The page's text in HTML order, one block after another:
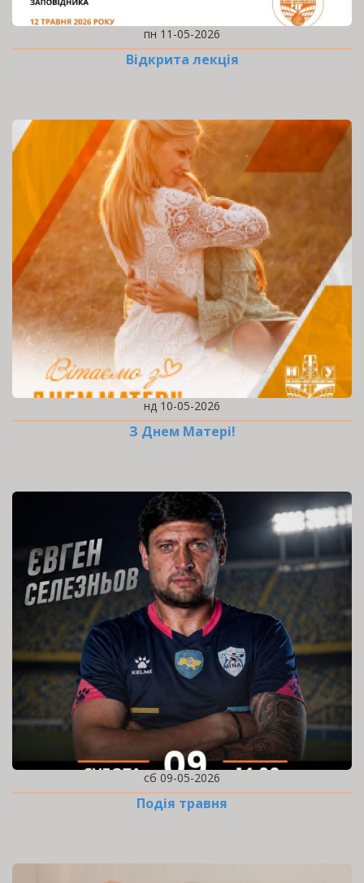
пн 11-05-2026
Відкрита лекція
нд 10-05-2026
З Днем Матері!
сб 09-05-2026
Подія травня